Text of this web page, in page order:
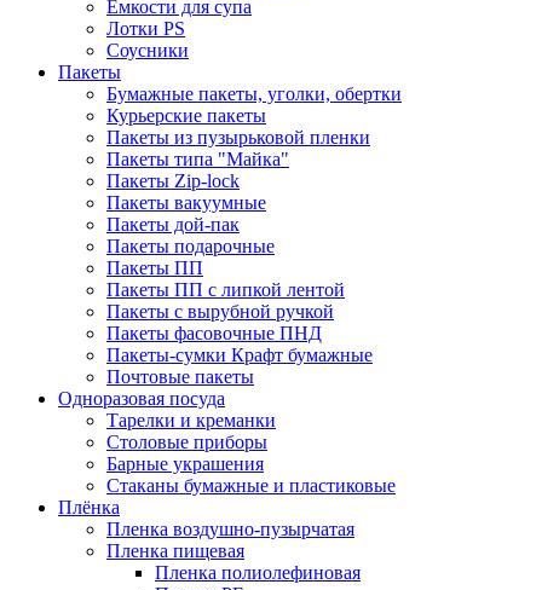
Емкости для супа
Лотки PS
Соусники
Пакеты
Бумажные пакеты, уголки, обертки
Курьерские пакеты
Пакеты из пузырьковой пленки
Пакеты типа "Майка"
Пакеты Zip-lock
Пакеты вакуумные
Пакеты дой-пак
Пакеты подарочные
Пакеты ПП
Пакеты ПП с липкой лентой
Пакеты с вырубной ручкой
Пакеты фасовочные ПНД
Пакеты-сумки Крафт бумажные
Почтовые пакеты
Одноразовая посуда
Тарелки и креманки
Столовые приборы
Барные украшения
Стаканы бумажные и пластиковые
Плёнка
Пленка воздушно-пузырчатая
Пленка пищевая
Пленка полиолефиновая